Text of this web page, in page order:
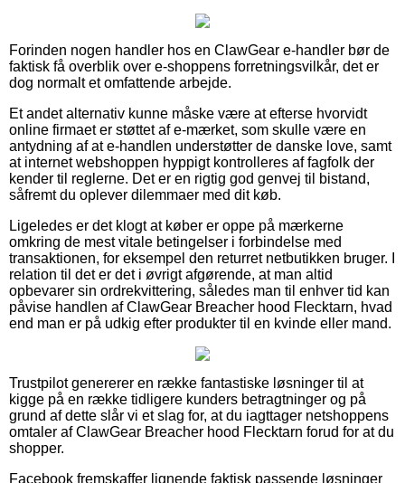
Forinden nogen handler hos en ClawGear e-handler bør de
faktisk få overblik over e-shoppens forretningsvilkår, det er
dog normalt et omfattende arbejde.
Et andet alternativ kunne måske være at efterse hvorvidt
online firmaet er støttet af e-mærket, som skulle være en
antydning af at e-handlen understøtter de danske love, samt
at internet webshoppen hyppigt kontrolleres af fagfolk der
kender til reglerne. Det er en rigtig god genvej til bistand,
såfremt du oplever dilemmaer med dit køb.
Ligeledes er det klogt at køber er oppe på mærkerne
omkring de mest vitale betingelser i forbindelse med
transaktionen, for eksempel den returret netbutikken bruger. I
relation til det er det i øvrigt afgørende, at man altid
opbevarer sin ordrekvittering, således man til enhver tid kan
påvise handlen af ClawGear Breacher hood Flecktarn, hvad
end man er på udkig efter produkter til en kvinde eller mand.
Trustpilot genererer en række fantastiske løsninger til at
kigge på en række tidligere kunders betragtninger og på
grund af dette slår vi et slag for, at du iagttager netshoppens
omtaler af ClawGear Breacher hood Flecktarn forud for at du
shopper.
Facebook fremskaffer lignende faktisk passende løsninger